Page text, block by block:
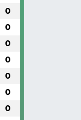
0
0
0
0
0
0
0